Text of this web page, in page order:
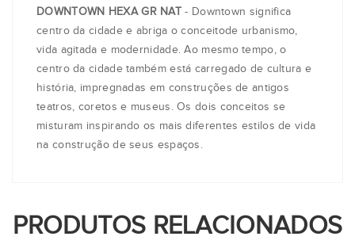
DOWNTOWN HEXA GR NAT - Downtown significa
centro da cidade e abriga o conceitode urbanismo,
vida agitada e modernidade. Ao mesmo tempo, o
centro da cidade também está carregado de cultura e
história, impregnadas em construções de antigos
teatros, coretos e museus. Os dois conceitos se
misturam inspirando os mais diferentes estilos de vida
na construção de seus espaços.
PRODUTOS RELACIONADOS